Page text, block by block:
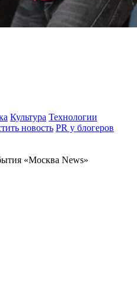
Культура Технологии
новость PR у блогеров
«Москва News»